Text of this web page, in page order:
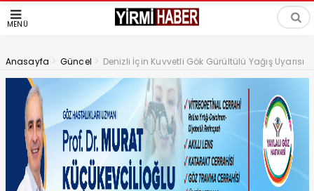
MENÜ
Anasayfa > Güncel > Denizli İçin Kuvvetli Gök Gürültülü Yağış Uyarısı